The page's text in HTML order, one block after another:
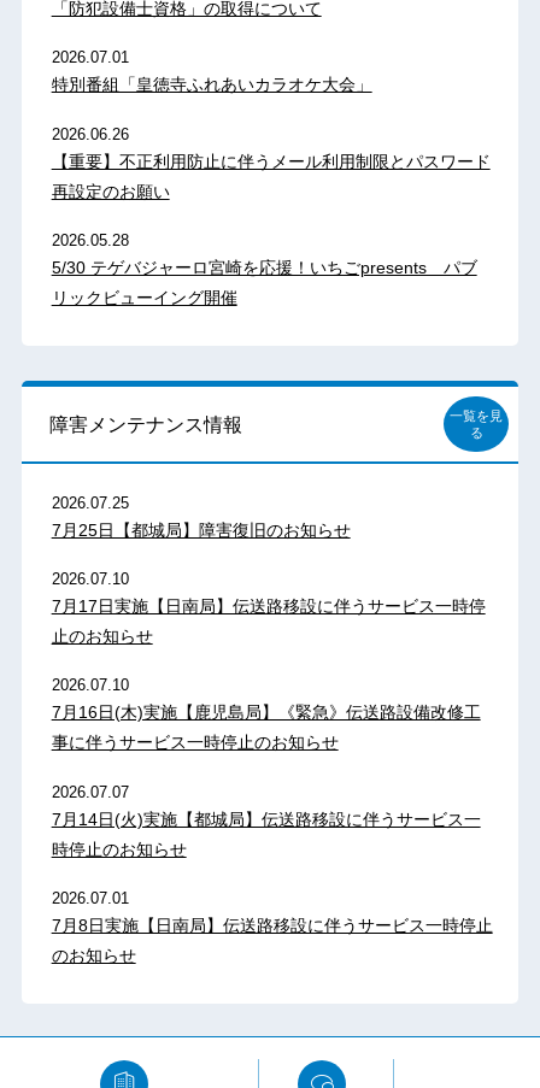
「防犯設備士資格」の取得について
2026.07.01
特別番組「皇徳寺ふれあいカラオケ大会」
2026.06.26
【重要】不正利用防止に伴うメール利用制限とパスワード
再設定のお願い
2026.05.28
5/30 テゲバジャーロ宮崎を応援！いちごpresents パブ
リックビューイング開催
障害メンテナンス情報
一覧を見
る
2026.07.25
7月25日【都城局】障害復旧のお知らせ
2026.07.10
7月17日実施【日南局】伝送路移設に伴うサービス一時停
止のお知らせ
2026.07.10
7月16日(木)実施【鹿児島局】《緊急》伝送路設備改修工
事に伴うサービス一時停止のお知らせ
2026.07.07
7月14日(火)実施【都城局】伝送路移設に伴うサービス一
時停止のお知らせ
2026.07.01
7月8日実施【日南局】伝送路移設に伴うサービス一時停止
のお知らせ